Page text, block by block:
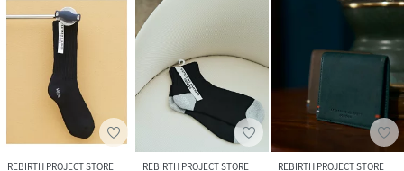
REBIRTH PROJECT STORE
REBIRTH PROJECT STORE
REBIRTH PROJECT STORE